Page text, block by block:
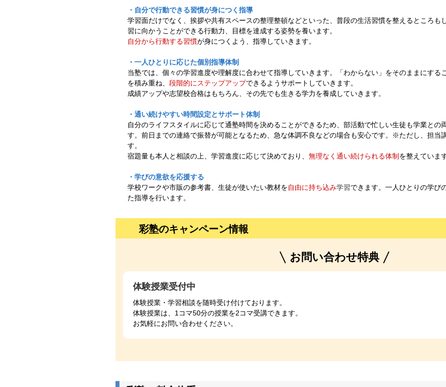
・自分で行動できる習慣が身につく指導
学習面だけでなく、挨拶や共有スペースの整理整頓などといった、普段の生活習慣を整えるところも
習に向かうことができる行動力、目標を達成する姿勢を養います。
自分から行動する習慣が身につくよう、指導していきます。
・一人ひとりに応じた個別指導体制
当塾では、個々の学習進度や理解度に合わせて指導していきます。「わからない」をそのままにする
を積み重ね、 段階的にステップアップできるようサポートしていきます。
成績アップや志望校合格はもちろん、その先でも生きる学力を養成していきます。
・通い続けやすい時間設定とサポート体制
自分のライフスタイルに応じて通塾時間を決めることができるため、部活動で忙しい生徒も学業との
す。前日までの連絡で振替が可能となるため、急な体調不良などの場合も安心です。※ただし、担当
す。
宿題量も本人と相談の上、学習進度に応じて決めており、 無理なく通い続けられる体制 を整えています
・学びの意欲を応援する
学校ワークや市販の参考書、生徒が使いたい教材を自由に持ち込み学習できます。一人ひとりの学び
た指導を行います。
彩塾のキャンペーン情報
お問い合わせ特典
体験授業受付中
体験授業・学習相談を随時受け付けております。
体験授業は、1コマ50分の授業を2コマ受講できます。
お気軽にお問い合わせください。